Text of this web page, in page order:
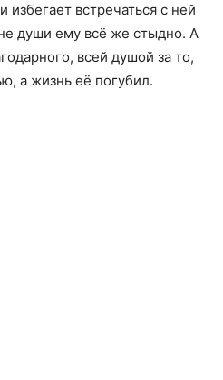
избегает встречаться с ней
души ему всё же стыдно. А
всей душой за то,
а жизнь её погубил.